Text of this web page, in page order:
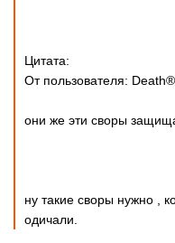
Цитата:
От пользователя: Death®
они же эти своры
ну такие своры нужно ,
одичали.